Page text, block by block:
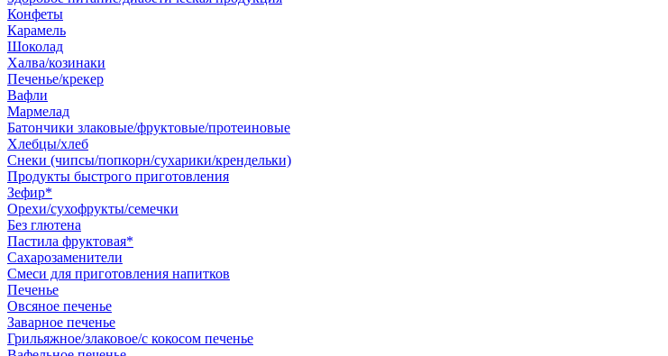
Конфеты
Карамель
Шоколад
Халва/козинаки
Печенье/крекер
Вафли
Мармелад
Батончики злаковые/фруктовые/протеиновые
Хлебцы/хлеб
Снеки (чипсы/попкорн/сухарики/крендельки)
Продукты быстрого приготовления
Зефир*
Орехи/сухофрукты/семечки
Без глютена
Пастила фруктовая*
Сахарозаменители
Смеси для приготовления напитков
Печенье
Овсяное печенье
Заварное печенье
Грильяжное/злаковое/с кокосом печенье